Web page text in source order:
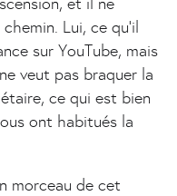
Lui, ce qu’il
sur YouTube, mais
veut pas braquer la
ce qui est bien
ont habitués la
morceau de cet